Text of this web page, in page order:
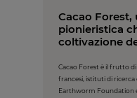
Cacao Forest,
pionieristica
coltivazione
Cacao Forest è il frutto
francesi, istituti di ricerca
Earthworm Foundation